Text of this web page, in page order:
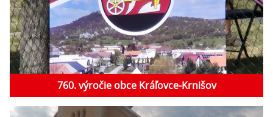
760. výročie obce Kráľovce-Krnišov